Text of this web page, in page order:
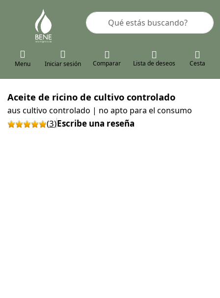
Enter a search term. Results will
Menu Iniciar sesión Comparar Lista de deseos Cesta
Aceite de ricino de cultivo controlado
aus cultivo controlado | no apto para el consumo
(3)Escribe una reseña